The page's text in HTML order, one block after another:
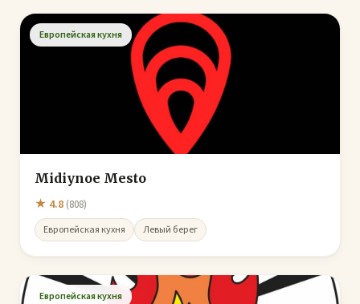
Европейская кухня
Midiynoe Mesto
★ 4.8 (808)
Европейская кухня Левый берег
Европейская кухня